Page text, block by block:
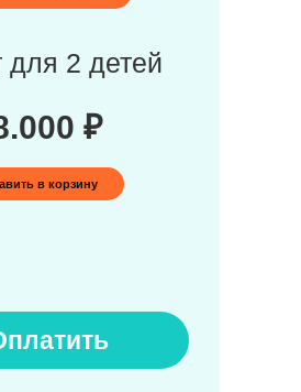
₽
для 2 детей
в корзину